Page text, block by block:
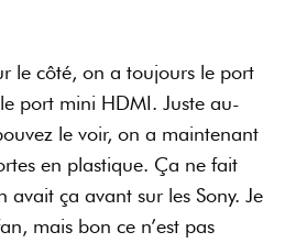
le côté, on a toujours le port
port mini HDMI. Juste au-
le voir, on a maintenant
en plastique. Ça ne fait
ça avant sur les Sony. Je
mais bon ce n’est pas